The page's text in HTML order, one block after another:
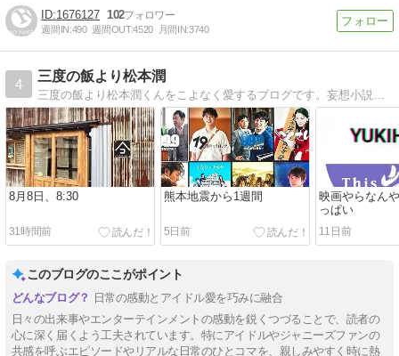
1676127 102
週間IN:490 週間OUT:4520 月間IN:3740
4
三度の飯より松本潤
三度の飯より松本潤くんをこよなく愛するブログです。妄想小説を再開致しました。
8月8日、8:30
31時間前
熊本地震から1週間
5日前
映画やらなん
っぱい
11日前
このブログのここがポイント
日常の感動とアイドル愛を巧みに融合
日々の出来事やエンターテインメントの感動を鋭くつづることで、読者の
心に深く届くよう工夫されています。特にアイドルやジャニーズファンの
共感を呼ぶエピソードやリアルな日常のひとコマを、親しみやすく時に熱